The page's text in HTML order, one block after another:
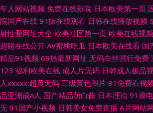
年人网站视频 免费在线影院 日本欧美第一页
院国产在线 91操在线观看 日韩在线播放视频
射性爱网址大全 欧美社区第一页 欧美在线视
超碰在线公开 AV蜜桃吃瓜 日本欧美在线看 国
精品91视频 69热最新网址 无码白丝强行免费
123 福利欧美在线 成人片无码 日韩成人极品
人xxxxx 超黄无码 三级黄色图片 91免费看视
品亚洲成a人 国产精品萌白酱 日本理论 91操
无 91国产小视频 日韩美女免费直播 A片网站